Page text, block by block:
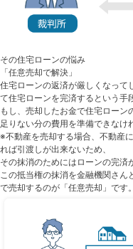
その住宅ローンの悩み
「任意売却で解決」
住宅ローンの返済が厳しくなって
て住宅ローンを完済するという手
もし、売却したお金で住宅ローン
足りない分の費用を準備できなけ
※不動産を売却する場合、不動産
れば引渡しが出来ないため、
その抹消のためにはローンの完済
この抵当権の抹消を金融機関さ
で売却するのが「任意売却」です。